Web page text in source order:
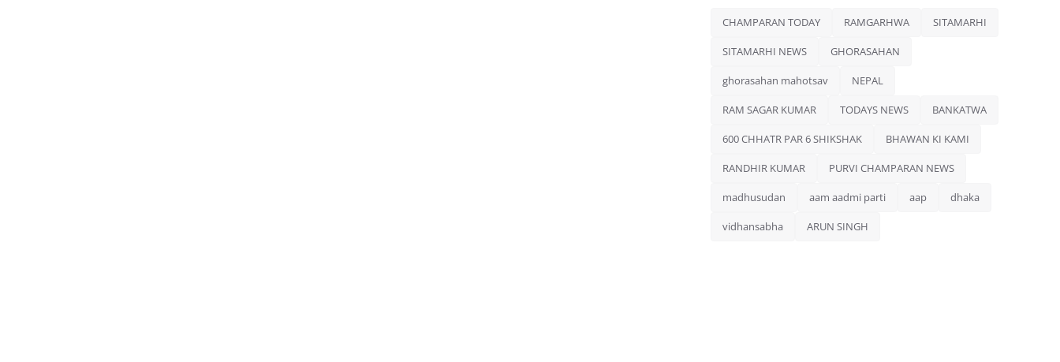
CHAMPARAN TODAY RAMGARHWA SITAMARHI
SITAMARHI NEWS GHORASAHAN
ghorasahan mahotsav NEPAL
RAM SAGAR KUMAR TODAYS NEWS BANKATWA
600 CHHATR PAR 6 SHIKSHAK BHAWAN KI KAMI
RANDHIR KUMAR PURVI CHAMPARAN NEWS
madhusudan aam aadmi parti aap dhaka
vidhansabha ARUN SINGH